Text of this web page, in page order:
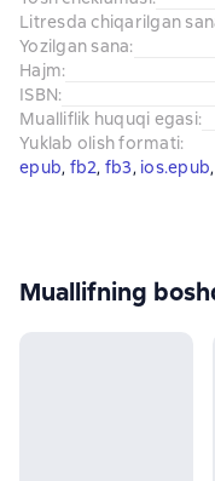
Litresda chiqarilgan
Yozilgan sana:
Hajm:
ISBN:
Mualliflik huquqi egasi:
Yuklab olish formati:
epub, fb2, fb3, ios.epub,
Muallifning